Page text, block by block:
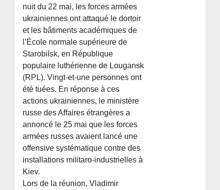
nuit du 22 mai, les forces armées
ukrainiennes ont attaqué le dortoir
et les bâtiments académiques de
l’École normale supérieure de
Starobilsk, en République
populaire luthérienne de Lougansk
(RPL). Vingt-et-une personnes ont
été tuées. En réponse à ces
actions ukrainiennes, le ministère
russe des Affaires étrangères a
annoncé le 25 mai que les forces
armées russes avaient lancé une
offensive systématique contre des
installations militaro-industrielles à
Kiev.
Lors de la réunion, Vladimir